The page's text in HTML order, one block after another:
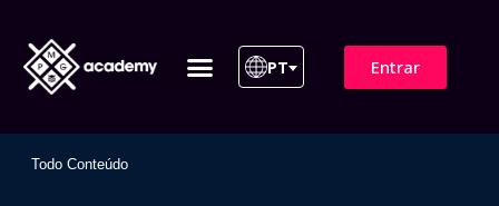
PT Entrar
Todo Conteúdo